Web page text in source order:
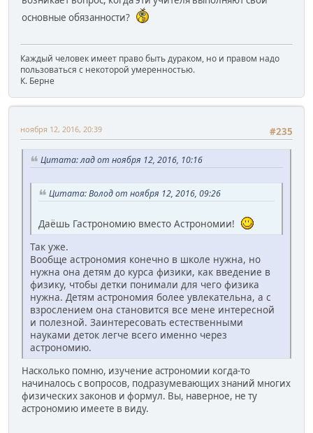
основные обязанности?
Каждый человек имеет право быть дураком, но и правом надо
пользоваться с некоторой умеренностью.
К. Берне
#235
ноября 12, 2016, 20:39
Цитата: лад от ноября 12, 2016, 10:16
Цитата: Волод от ноября 12, 2016, 09:26
Даёшь Гастрономию вместо Астрономии!
Так уже.
Вообще астрономия конечно в школе нужна, но
нужна она детям до курса физики, как введение в
физику, чтобы детки понимали для чего физика
нужна. Детям астрономия более увлекательна, а с
взрослением она становится все мене интересной
и полезной. Заинтересовать естественными
науками деток легче всего именно через
астрономию.
Насколько помню, изучение астрономии когда-то
начиналось с вопросов, подразумевающих знаний многих
физических законов и формул. Вы, наверное, не ту
астрономию имеете в виду.